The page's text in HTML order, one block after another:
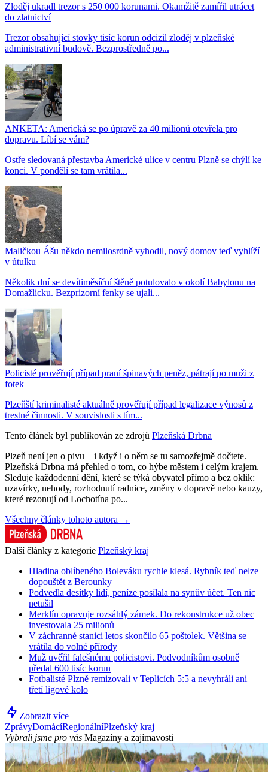
Zloděj ukradl trezor s 250 000 korunami. Okamžitě zamířil utrácet
do zlatnictví
Trezor obsahující stovky tisíc korun odcizil zloděj v plzeňské
administrativní budově. Bezprostředně po...
ANKETA: Americká se po úpravě za 40 milionů otevřela pro
dopravu. Líbí se vám?
Ostře sledovaná přestavba Americké ulice v centru Plzně se chýlí ke
konci. V pondělí se tam vrátila...
Maličkou Ášu někdo nemilosrdně vyhodil, nový domov teď vyhlíží
v útulku
Několik dní se devítiměsíční štěně potulovalo v okolí Babylonu na
Domažlicku. Bezprizorní fenky se ujali...
Policisté prověřují případ praní špinavých peněz, pátrají po muži z
fotek
Plzeňští kriminalisté aktuálně prověřují případ legalizace výnosů z
trestné činnosti. V souvislosti s tím...
Tento článek byl publikován ze zdrojů Plzeňská Drbna
Plzeň není jen o pivu – i když i o něm se tu samozřejmě dočtete.
Plzeňská Drbna má přehled o tom, co hýbe městem i celým krajem.
Sleduje každodenní dění, které se týká obyvatel přímo a bez oklik:
uzavírky, nehody, rozhodnutí radnice, změny v dopravě nebo kauzy,
které rezonují od Lochotína po...
Všechny články tohoto autora →
Další články z kategorie Plzeňský kraj
Hladina oblíbeného Boleváku rychle klesá. Rybník teď nelze
dopouštět z Berounky
Podvedla desítky lidí, peníze posílala na synův účet. Ten nic
netušil
Merklín opravuje rozsáhlý zámek. Do rekonstrukce už obec
investovala 25 milionů
V záchranné stanici letos skončilo 65 poštolek. Většina se
vrátila do volné přírody
Muž uvěřil falešnému policistovi. Podvodníkům osobně
předal 600 tisíc korun
Fotbalisté Plzně remizovali v Teplicích 5:5 a nevyhráli ani
třetí ligové kolo
Zobrazit více
ZprávyDomácíRegionálníPlzeňský kraj
Vybrali jsme pro vás Magazíny a zajímavosti